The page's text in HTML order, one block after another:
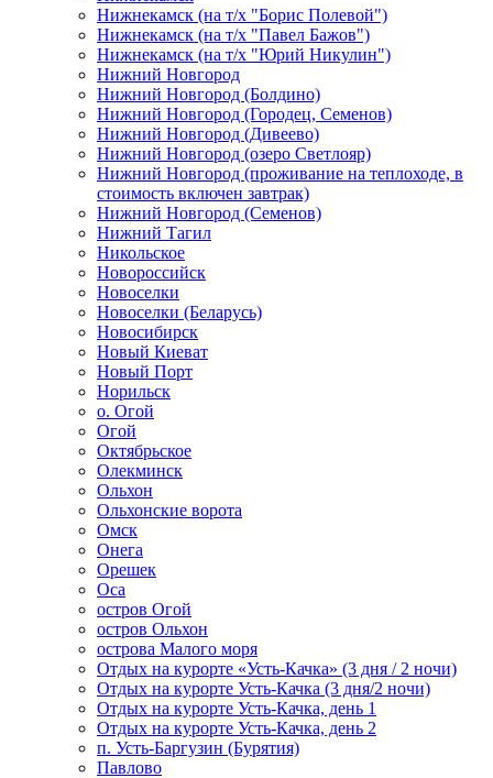
Нижнекамск (на т/х "Борис Полевой")
Нижнекамск (на т/х "Павел Бажов")
Нижнекамск (на т/х "Юрий Никулин")
Нижний Новгород
Нижний Новгород (Болдино)
Нижний Новгород (Городец, Семенов)
Нижний Новгород (Дивеево)
Нижний Новгород (озеро Светлояр)
Нижний Новгород (проживание на теплоходе, в
стоимость включен завтрак)
Нижний Новгород (Семенов)
Нижний Тагил
Никольское
Новороссийск
Новоселки
Новоселки (Беларусь)
Новосибирск
Новый Киеват
Новый Порт
Норильск
о. Огой
Огой
Октябрьское
Олекминск
Ольхон
Ольхонские ворота
Омск
Онега
Орешек
Оса
остров Огой
остров Ольхон
острова Малого моря
Отдых на курорте «Усть-Качка» (3 дня / 2 ночи)
Отдых на курорте Усть-Качка (3 дня/2 ночи)
Отдых на курорте Усть-Качка, день 1
Отдых на курорте Усть-Качка, день 2
п. Усть-Баргузин (Бурятия)
Павлово